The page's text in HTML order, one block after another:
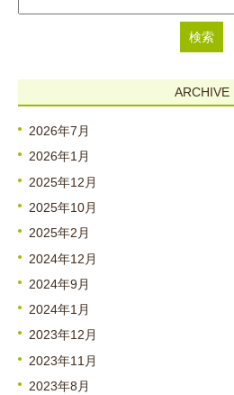
ARCHIVE
2026年7月
2026年1月
2025年12月
2025年10月
2025年2月
2024年12月
2024年9月
2024年1月
2023年12月
2023年11月
2023年8月